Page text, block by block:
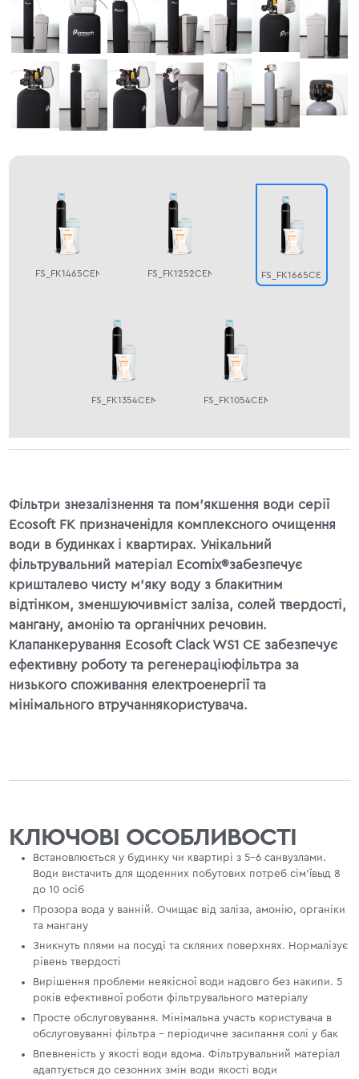
FS_FK1465CEMIXC FS_FK1252CEMIXC FS_FK1665CEMIXC
FS_FK1354CEMIXC FS_FK1054CEMIXC
Фільтри знезалізнення та пом'якшення води серії
Ecosoft FK призначенідля комплексного очищення
води в будинках і квартирах. Унікальний
фільтрувальний матеріал Ecomix®забезпечує
кришталево чисту м’яку воду з блакитним
відтінком, зменшуючивміст заліза, солей твердості,
мангану, амонію та органічних речовин.
Клапанкерування Ecosoft Clack WS1 CE забезпечує
ефективну роботу та регенераціюфільтра за
низького споживання електроенергії та
мінімального втручаннякористувача.
КЛЮЧОВІ ОСОБЛИВОСТІ
Встановлюється у будинку чи квартирі з 5-6 санвузлами.
Води вистачить для щоденних побутових потреб сім'ївыд 8
до 10 осіб
Прозора вода у ванній. Очищає від заліза, амонію, органіки
та мангану
Зникнуть плями на посуді та скляних поверхнях. Нормалізує
рівень твердості
Вирішення проблеми неякісної води надовго без накипи. 5
років ефективної роботи фільтрувального матеріалу
Просте обслуговування. Мінімальна участь користувача в
обслуговуванні фільтра - періодичне засипання солі у бак
Впевненість у якості води вдома. Фільтрувальний матеріал
адаптується до сезонних змін води якості води